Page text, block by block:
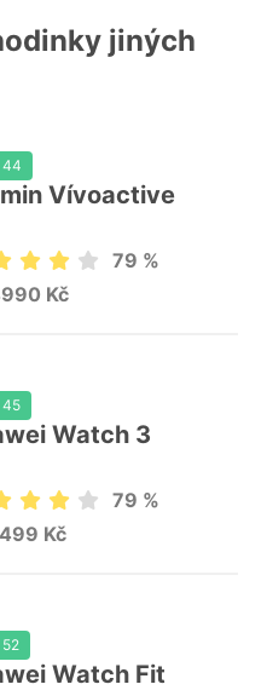
jiných
44
Vívoactive
79 %
Kč
45
Watch 3
79 %
Kč
52
Watch Fit